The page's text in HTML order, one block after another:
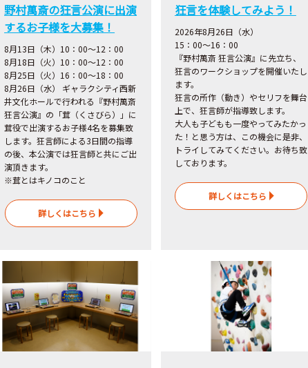
野村萬斎の狂言公演に出演
するお子様を大募集！
8月13日（木）10：00〜12：00
8月18日（火）10：00〜12：00
8月25日（火）16：00～18：00
8月26日（水） ギャラクシティ西新
井文化ホールで行われる『野村萬斎
狂言公演』の「茸（くさびら）」に
茸役で出演するお子様4名を募集致
します。狂言師による3日間の指導
の後、本公演では狂言師と共にご出
演頂きます。
※茸とはキノコのこと
詳しくはこちら
狂言を体験してみよう！
2026年8月26日（水）
15：00～16：00
『野村萬斎 狂言公演』に先立ち、
狂言のワークショップを開催いたし
ます。
狂言の所作（動き）やセリフを舞台
上で、狂言師が指導致します。
大人も子どもも一度やってみたかっ
た！と思う方は、この機会に是非、
トライしてみてください。お待ち致
しております。
詳しくはこちら